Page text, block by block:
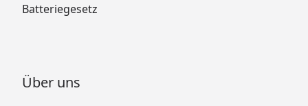
Batteriegesetz
Über uns